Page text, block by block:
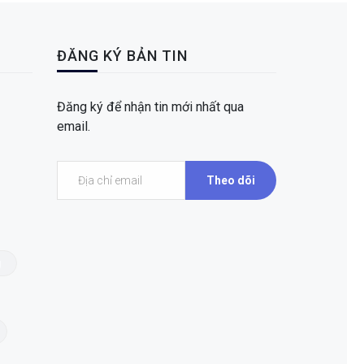
ĐĂNG KÝ BẢN TIN
Đăng ký để nhận tin mới nhất qua
email.
Theo dõi